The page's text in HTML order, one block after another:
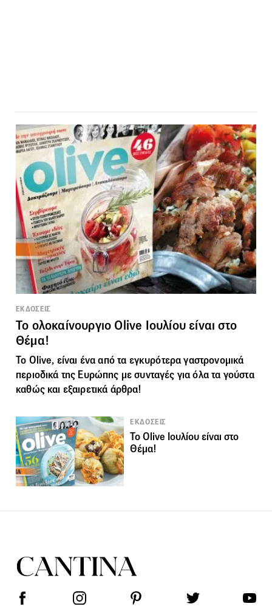
ΕΚΔΟΣΕΙΣ
Το ολοκαίνουργιο Olive Ιουλίου είναι στο
Θέμα!
Το Οlive, είναι ένα από τα εγκυρότερα γαστρονομικά
περιοδικά της Ευρώπης με συνταγές για όλα τα γούστα
καθώς και εξαιρετικά άρθρα!
ΕΚΔΟΣΕΙΣ
Το Olive Ιουλίου είναι στο
Θέμα!